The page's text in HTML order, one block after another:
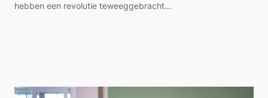
hebben een revolutie teweeggebracht…